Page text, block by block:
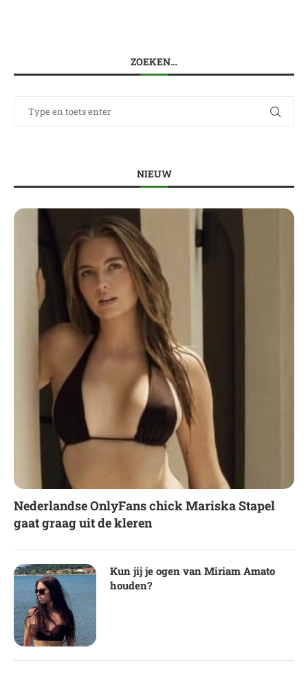
ZOEKEN…
NIEUW
Nederlandse OnlyFans chick Mariska Stapel
gaat graag uit de kleren
Kun jij je ogen van Miriam Amato
houden?